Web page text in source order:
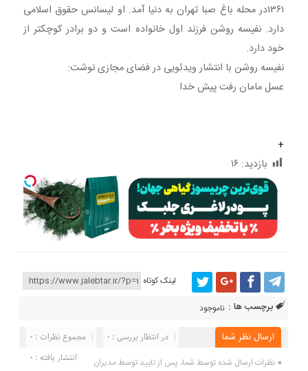
۱۳۶۱در محله باغ صبا تهران به دنیا آمد. او لیسانس حقوق اسلامی
دارد. نفیسه روشن فرزند اول خانواده است و دو برادر کوچکتر از
خود دارد.
نفیسه روشن با انتشار ویدئویی در فضای مجازی نوشت:
عسل مامان رفت پیش خدا
+
بازدید: ۱۶
لینک کوتاه
برچسب ها : ناموجود
ارسال نظر شما مجموع نظرات : 0
در انتظار بررسی : 0
انتشار یافته : 0
نظرات ارسال شده توسط شما، پس از تایید توسط مدیران